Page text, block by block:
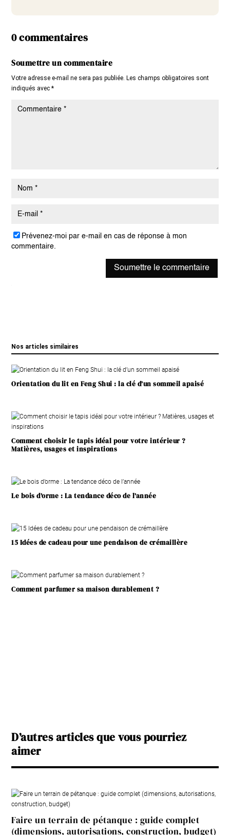
0 commentaires
Soumettre un commentaire
Votre adresse e-mail ne sera pas publiée. Les champs obligatoires sont
indiqués avec*
Prévenez-moi par e-mail en cas de réponse à mon
commentaire.
Soumettre le commentaire
Nos articles similaires
Orientation du lit en Feng Shui : la clé d’un sommeil apaisé
Comment choisir le tapis idéal pour votre intérieur ?
Matières, usages et inspirations
Le bois d’orme : La tendance déco de l’année
15 Idées de cadeau pour une pendaison de crémaillère
Comment parfumer sa maison durablement ?
D’autres articles que vous pourriez
aimer
Faire un terrain de pétanque : guide complet
(dimensions, autorisations, construction, budget)